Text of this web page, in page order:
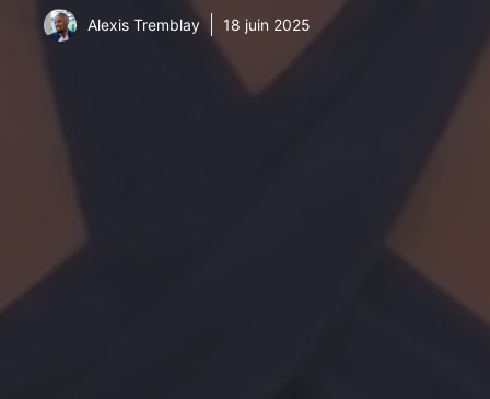
Alexis Tremblay 18 juin 2025